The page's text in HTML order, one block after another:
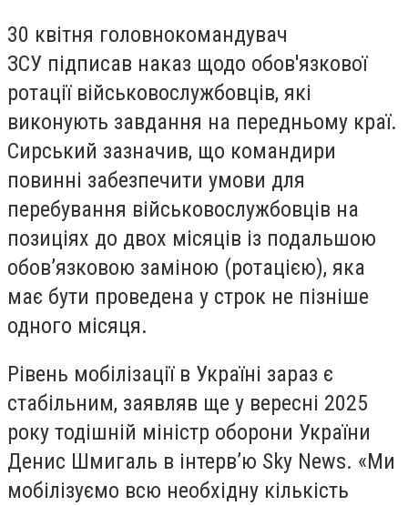
30 квітня головнокомандувач
ЗСУ підписав наказ щодо обов'язкової
ротації військовослужбовців, які
виконують завдання на передньому краї.
Сирський зазначив, що командири
повинні забезпечити умови для
перебування військовослужбовців на
позиціях до двох місяців із подальшою
обов’язковою заміною (ротацією), яка
має бути проведена у строк не пізніше
одного місяця.
Рівень мобілізації в Україні зараз є
стабільним, заявляв ще у вересні 2025
року тодішній міністр оборони України
Денис Шмигаль в інтерв’ю Sky News. «Ми
мобілізуємо всю необхідну кількість